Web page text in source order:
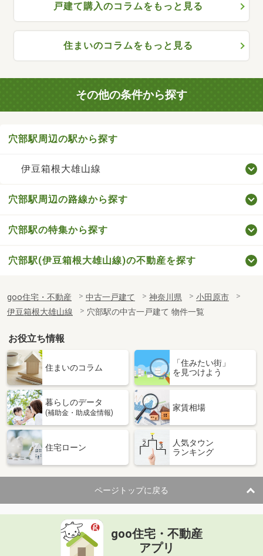
戸建て購入のコラムをもっと見る
住まいのコラムをもっと見る
その他の条件から探す
穴部駅周辺の駅から探す
伊豆箱根大雄山線
穴部駅周辺の路線から探す
穴部駅の特集から探す
穴部駅(伊豆箱根大雄山線)の不動産を探す
goo住宅・不動産 中古一戸建て 神奈川県
小田原市
伊豆箱根大雄山線
穴部駅の中古一戸建て 物件一覧
お役立ち情報
住まいのコラム
「住みたい街」
を見つけよう
暮らしのデータ
(補助金・助成金情報)
家賃相場
住宅ローン
人気タウン
ランキング
ページトップに戻る
goo住宅・不動産
アプリ